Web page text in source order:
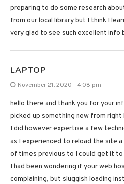
preparing to do some research
from our local library but I think I
very glad to see such excellent
LAPTOP
November 21, 2020 - 4:08 pm
hello there and thank you for your
picked up something new from right
I did however expertise a few
as I experienced to reload the site
of times previous to I could get it
I had been wondering if your web
complaining, but sluggish loading